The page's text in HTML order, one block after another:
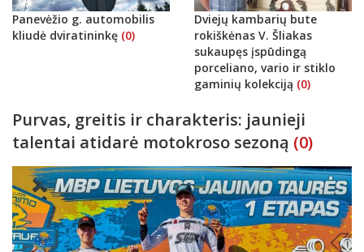
Panevėžio g. automobilis
kliudė dviratininkę (0)
Dviejų kambarių bute
rokiškėnas V. Šliakas
sukaupęs įspūdingą
porceliano, vario ir stiklo
gaminių kolekciją (0)
Purvas, greitis ir charakteris: jaunieji
talentai atidarė motokroso sezoną (0)